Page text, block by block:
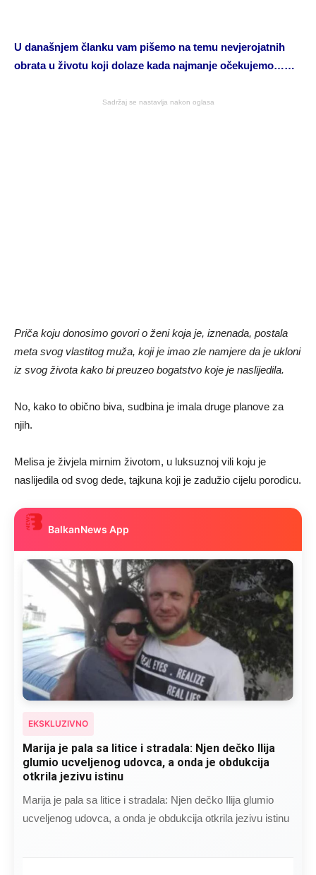
U današnjem članku vam pišemo na temu nevjerojatnih
obrata u životu koji dolaze kada najmanje očekujemo……
Sadržaj se nastavlja nakon oglasa
Priča koju donosimo govori o ženi koja je, iznenada, postala
meta svog vlastitog muža, koji je imao zle namjere da je ukloni
iz svog života kako bi preuzeo bogatstvo koje je naslijedila.
No, kako to obično biva, sudbina je imala druge planove za
njih.
Melisa je živjela mirnim životom, u luksuznoj vili koju je
naslijedila od svog dede, tajkuna koji je zadužio cijelu porodicu.
BalkanNews App
EKSKLUZIVNO
Kad se Marin suprug razbolio ona ga kupala,
pelene mu mijenjala: Jedno jutro je poslao po
čokoladu..
Kad se Marin suprug razbolio ona ga kupala, pelene mu
mijenjala: Jedno jutro je poslao po čokoladu..